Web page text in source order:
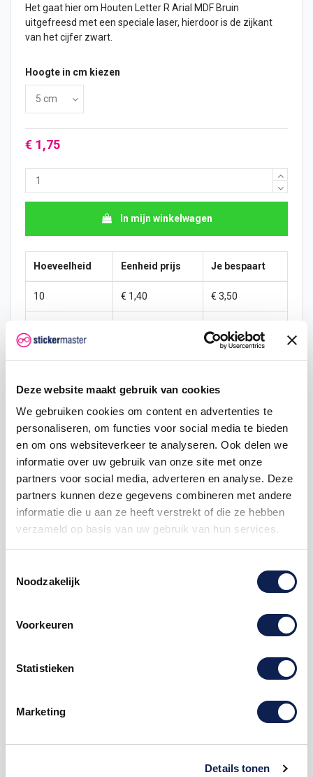
Deze website maakt gebruik van cookies
We gebruiken cookies om content en advertenties te
personaliseren, om functies voor social media te bieden
en om ons websiteverkeer te analyseren. Ook delen we
informatie over uw gebruik van onze site met onze
partners voor social media, adverteren en analyse. Deze
partners kunnen deze gegevens combineren met andere
informatie die u aan ze heeft verstrekt of die ze hebben
verzameld op basis van uw gebruik van hun services.
Noodzakelijk
Voorkeuren
Statistieken
Marketing
Details tonen
Het gaat hier om Houten Letter R Arial MDF Bruin
uitgefreesd met een speciale laser, hierdoor is de zijkant
van hetcijfer zwart.
Hoogte in cm kiezen
€ 1,75
In mijn winkelwagen
Hoeveelheid Eenheid prijs Je bespaart
10 € 1,40 € 3,50
€ 1,05
100 € 0,96 € 78,75
200 € 0,88 € 175,00
€ 0,70 € 525,00
750 € 0,53 € 918,75
Houten Freesletter R Arial MDF Bruin
De freesletter R is te bestellen vanaf een hoogte van
houtsoort, maar is niet geschikt voor buitengebruik.